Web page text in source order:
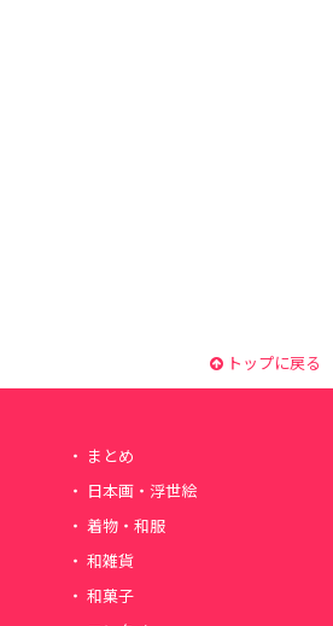
トップに戻る
まとめ
日本画・浮世絵
着物・和服
和雑貨
和菓子